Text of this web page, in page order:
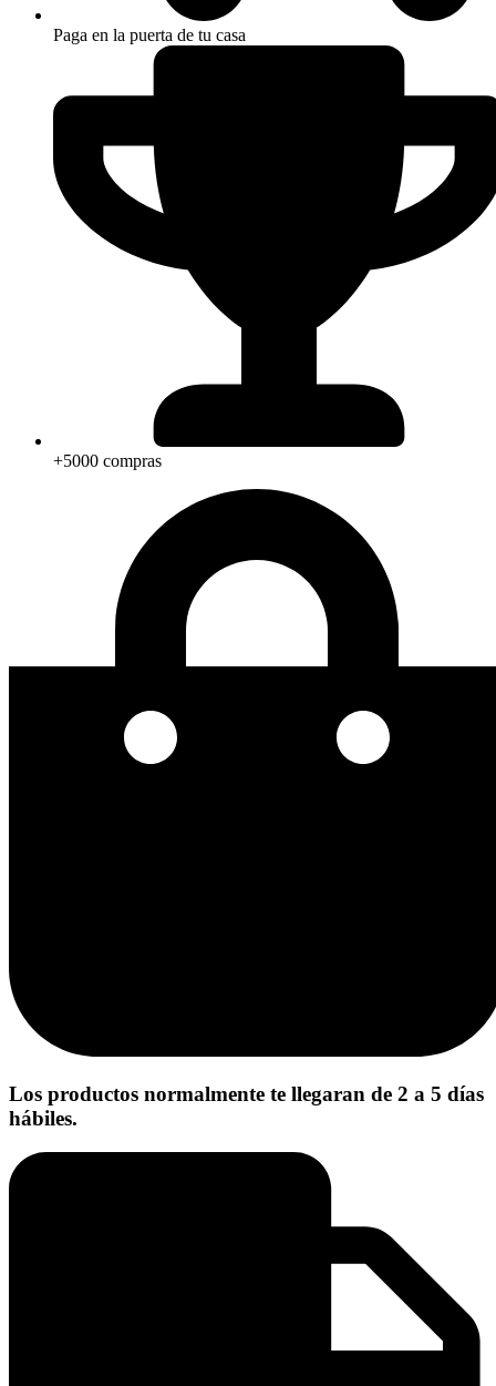
Paga en la puerta de tu casa
+5000 compras
Los productos normalmente te llegaran de 2 a 5 días
hábiles.